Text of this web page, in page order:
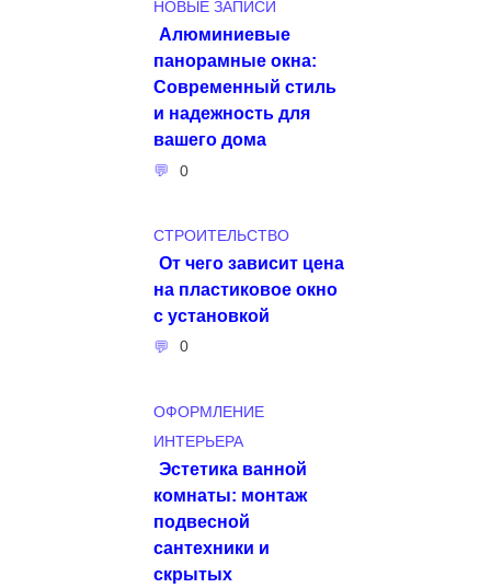
НОВЫЕ ЗАПИСИ
Алюминиевые
панорамные окна:
Современный стиль
и надежность для
вашего дома
0
СТРОИТЕЛЬСТВО
От чего зависит цена
на пластиковое окно
с установкой
0
ОФОРМЛЕНИЕ
ИНТЕРЬЕРА
Эстетика ванной
комнаты: монтаж
подвесной
сантехники и
скрытых